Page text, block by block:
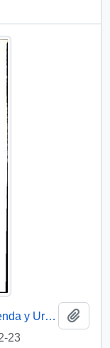
[Orden N° 11128 del Servicio de Vivienda y Urbanismo Región Metropolitana]
23